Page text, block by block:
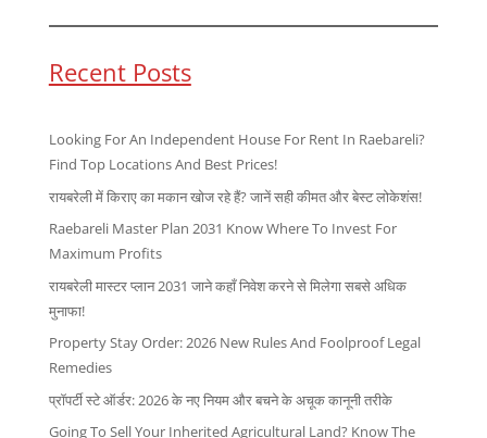
Recent Posts
Looking For An Independent House For Rent In Raebareli?
Find Top Locations And Best Prices!
रायबरेली में किराए का मकान खोज रहे हैं? जानें सही कीमत और बेस्ट लोकेशंस!
Raebareli Master Plan 2031 Know Where To Invest For
Maximum Profits
रायबरेली मास्टर प्लान 2031 जाने कहाँ निवेश करने से मिलेगा सबसे अधिक
मुनाफा!
Property Stay Order: 2026 New Rules And Foolproof Legal
Remedies
प्रॉपर्टी स्टे ऑर्डर: 2026 के नए नियम और बचने के अचूक कानूनी तरीके
Going To Sell Your Inherited Agricultural Land? Know The